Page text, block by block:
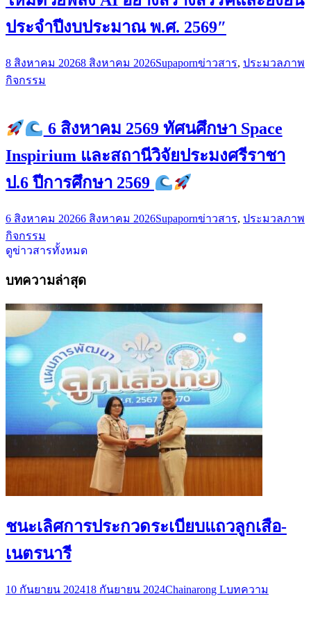
ประจำปีงบประมาณ พ.ศ. 2569″
8 สิงหาคม 20268 สิงหาคม 2026Supapornข่าวสาร, ประมวลภาพ
กิจกรรม
6 สิงหาคม 2569 ทัศนศึกษา Space
Inspirium และสถานีวิจัยประมงศรีราชา
ป.6 ปีการศึกษา 2569
6 สิงหาคม 20266 สิงหาคม 2026Supapornข่าวสาร, ประมวลภาพ
กิจกรรม
ดูข่าวสารทั้งหมด
บทความล่าสุด
ชนะเลิศการประกวดระเบียบแถวลูกเสือ-
เนตรนารี
10 กันยายน 202418 กันยายน 2024Chainarong Lบทความ